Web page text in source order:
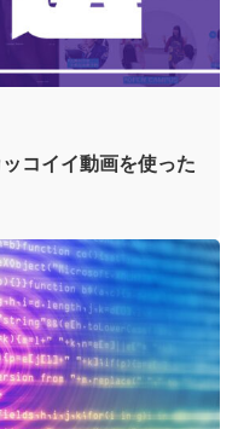
コイイ動画を使った